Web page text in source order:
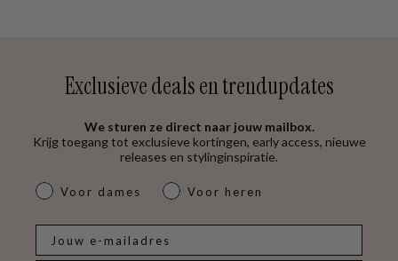
Exclusieve deals en trendupdates
We sturen ze direct naar jouw mailbox.
Krijg toegang tot exclusieve kortingen, early access, nieuwe
releases en stylinginspiratie.
dames & heren
Voor dames Voor heren